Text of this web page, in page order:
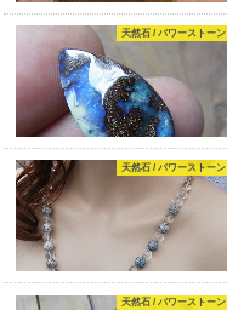
天然石 / パワーストーン
天然石 / パワーストーン
天然石 / パワーストーン